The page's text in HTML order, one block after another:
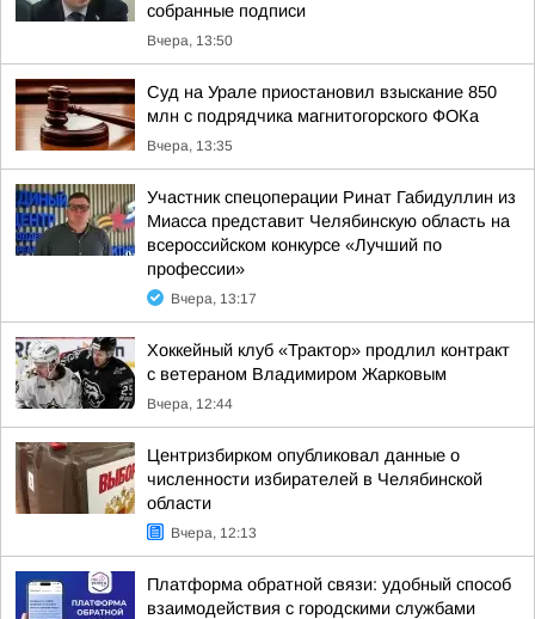
собранные подписи
Вчера, 13:50
Суд на Урале приостановил взыскание 850
млн с подрядчика магнитогорского ФОКа
Вчера, 13:35
Участник спецоперации Ринат Габидуллин из
Миасса представит Челябинскую область на
всероссийском конкурсе «Лучший по
профессии»
Вчера, 13:17
Хоккейный клуб «Трактор» продлил контракт
с ветераном Владимиром Жарковым
Вчера, 12:44
Центризбирком опубликовал данные о
численности избирателей в Челябинской
области
Вчера, 12:13
Платформа обратной связи: удобный способ
взаимодействия с городскими службами